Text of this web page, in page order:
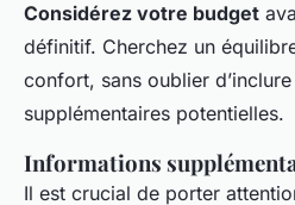
Considérez votre budget
définitif. Cherchez un
confort, sans oublier
supplémentaires potentielles.
Informations
Il est crucial de porter